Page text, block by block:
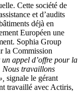
Cette société de
et d’audits
déjà en
Européen une
Sophia Group
la Commission
appel d’offre pour la
Nous travaillons
signale le gérant
travaillé avec Actiris,